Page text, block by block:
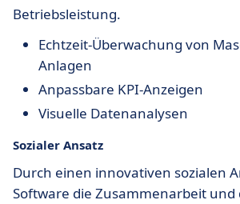
Betriebsleistung.
Echtzeit-Überwachung von
Anlagen
Anpassbare KPI-Anzeigen
Visuelle Datenanalysen
Sozialer Ansatz
Durch einen innovativen sozialen
Software die Zusammenarbeit und